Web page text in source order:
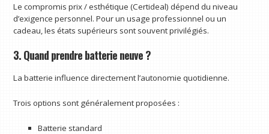
Le compromis prix / esthétique (Certideal) dépend du niveau
d’exigence personnel. Pour un usage professionnel ou un
cadeau, les états supérieurs sont souvent privilégiés.
3. Quand prendre batterie neuve ?
La batterie influence directement l’autonomie quotidienne.
Trois options sont généralement proposées :
Batterie standard